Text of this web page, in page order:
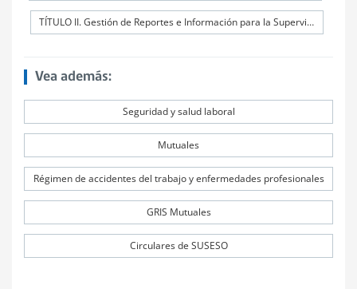
TÍTULO II. Gestión de Reportes e Información para la Supervisión (GRIS)
Vea además:
Seguridad y salud laboral
Mutuales
Régimen de accidentes del trabajo y enfermedades profesionales
GRIS Mutuales
Circulares de SUSESO